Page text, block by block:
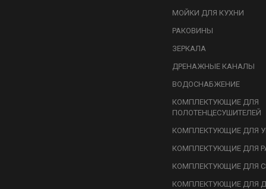
МОЙКИ ДЛЯ КУХНИ
РАКОВИНЫ
ЗЕРКАЛА
ДРЕНАЖНЫЕ КАНАЛЫ
ВОДОСНАБЖЕНИЕ
КОМПЛЕКТУЮЩИЕ ДЛЯ
ПОЛОТЕНЦЕСУШИТЕЛЕЙ
КОМПЛЕКТУЮЩИЕ ДЛЯ
КОМПЛЕКТУЮЩИЕ ДЛЯ
КОМПЛЕКТУЮЩИЕ ДЛЯ
КОМПЛЕКТУЮЩИЕ ДЛЯ